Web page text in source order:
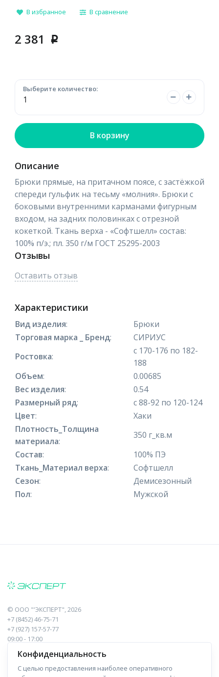
В избранное В сравнение
2 381 p
Выберите количество:
В корзину
Описание
Брюки прямые, на притачном поясе, с застёжкой
спереди гульфик на тесьму «молния». Брюки с
боковыми внутренними карманами фигурным
входом, на задних половинках с отрезной
кокеткой. Ткань верха - «Софтшелл» состав:
100% п/э.; пл. 350 г/м ГОСТ 25295-2003
Отзывы
Оставить отзыв
Характеристики
Вид изделия:
Брюки
Торговая марка _ Бренд:
СИРИУС
Ростовка:
с 170-176 по 182-
188
Объем:
0.00685
Вес изделия:
0.54
Размерный ряд:
с 88-92 по 120-124
Цвет:
Хаки
Плотность_Толщина
материала:
350 г_кв.м
Состав:
100% ПЭ
Ткань_Материал верха:
Софтшелл
Сезон:
Демисезонный
Пол: Мужской
© ООО "'ЭКСПЕРТ", 2026
+7 (8452) 46-75-71
+7 (927) 157-57-77
09:00 - 17:00
410017, Саратов, Пугачева, 10 к1, оф.23
Навигация Информация
Конфиденциальность
С целью предоставления наиболее оперативного